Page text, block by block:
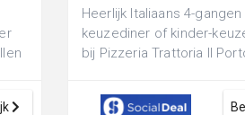
Heerlijk Italiaans 4-gangen
keuzediner of kinder-
bij Pizzeria Trattoria Il
ve...